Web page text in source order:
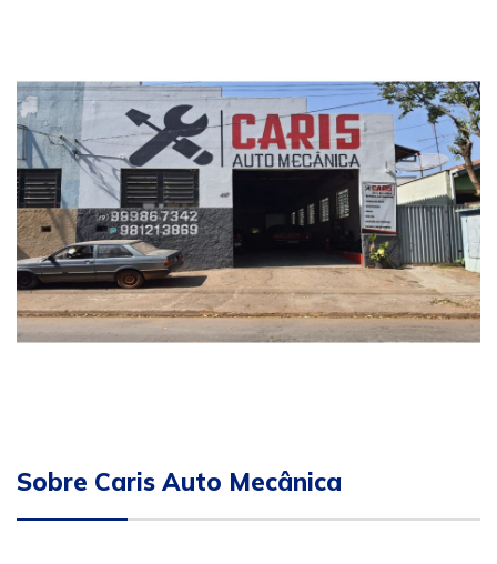
Sobre Caris Auto Mecânica